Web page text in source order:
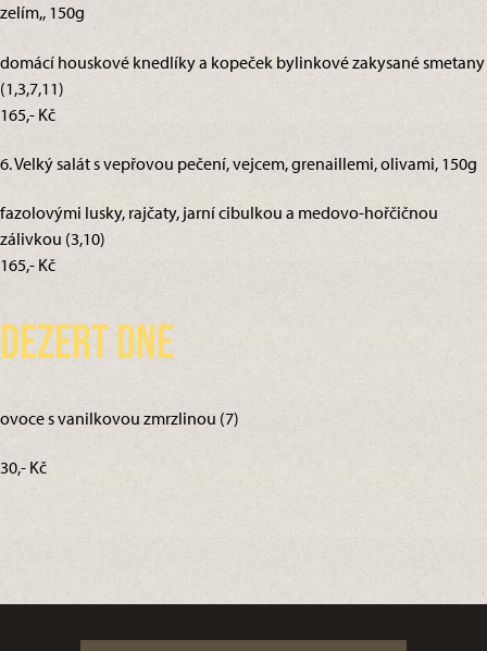
zelím,, 150g
domácí houskové knedlíky a kopeček bylinkové zakysané smetany
(1,3,7,11)
165,- Kč
6. Velký salát s vepřovou pečení, vejcem, grenaillemi, olivami, 150g
fazolovými lusky, rajčaty, jarní cibulkou a medovo-hořčičnou
zálivkou (3,10)
165,- Kč
Dezert dne
ovoce s vanilkovou zmrzlinou (7)
30,- Kč